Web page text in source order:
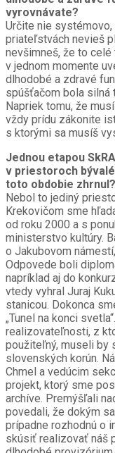
vyrovnávate?
Určite nie
priateľstvách nevieš
nevšimneš, že to
v jednom momente
dlhodobé a zdravé
spúšťačom bola
Napriek tomu, že
vždy prídu zákonite
s ktorými sa musíš
Jednou etapou
v priestoroch
toto obdobie zhrnul?
Nebol to jediný
Krekovičom sme
od roku 2000 a s
ministerstvo kultúry.
o Jakubovom
Odpovede boli
napríklad aj do
vtedy vyhral Juraj
stanicou. Dokonca
„Tunel na konci
realizovateľnosti, z
použiteľný, museli by
slovenských korún.
Chmel a vedúcim
projekt, ktorý sme
archíve. Premýšľali
povedali, že dokým
prípadne rozhodnú o
skúsiť realizovať náš